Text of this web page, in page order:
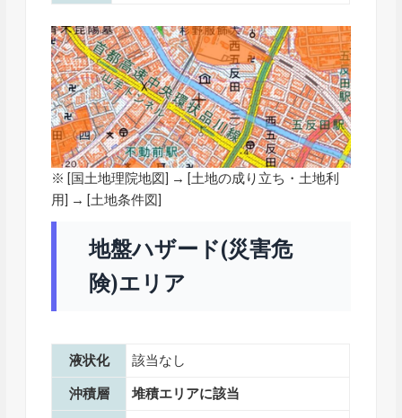
※ [ 国土地理院地図
] → [土地の成り立ち・土地利
用] → [土地条件図]
地盤ハザード(災害危
険)エリア
液状化 該当なし
沖積層 堆積エリアに該当